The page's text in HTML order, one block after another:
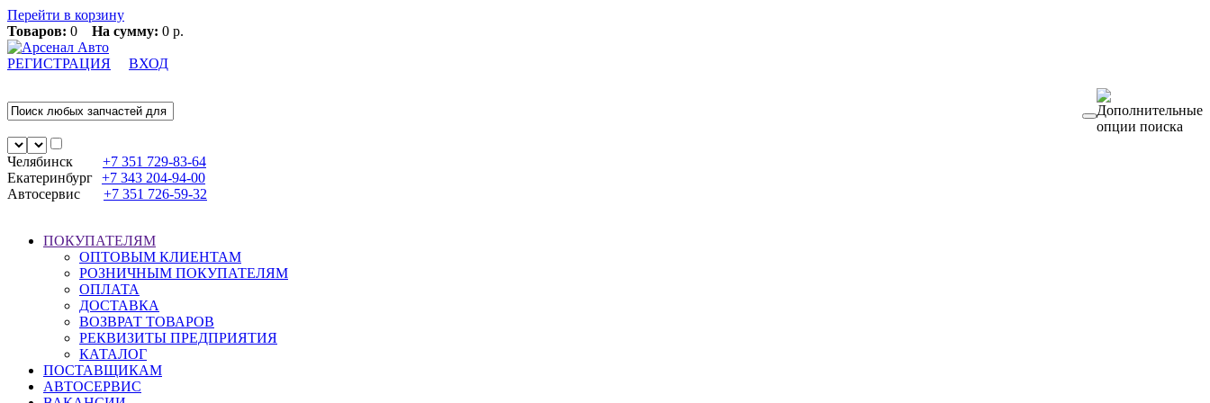
Перейти в корзину
Товаров: 0 На сумму: 0 р.
РЕГИСТРАЦИЯ ВХОД
Челябинск +7 351 729-83-64
Екатеринбург +7 343 204-94-00
Автосервис
+7 351 726-59-32
ПОКУПАТЕЛЯМ
ОПТОВЫМ КЛИЕНТАМ
РОЗНИЧНЫМ ПОКУПАТЕЛЯМ
ОПЛАТА
ДОСТАВКА
ВОЗВРАТ ТОВАРОВ
РЕКВИЗИТЫ ПРЕДПРИЯТИЯ
КАТАЛОГ
ПОСТАВЩИКАМ
АВТОСЕРВИС